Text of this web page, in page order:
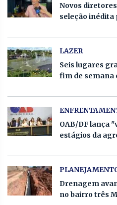
Novos
seleção
LAZER
Seis lugares
fim de semana
OAB/DF lança
estágios da
Drenagem
no bairro três